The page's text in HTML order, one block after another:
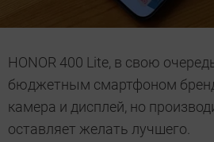
HONOR 400 Lite, в свою
бюджетным смартфоном
камера и дисплей, но
оставляет желать лучшего.